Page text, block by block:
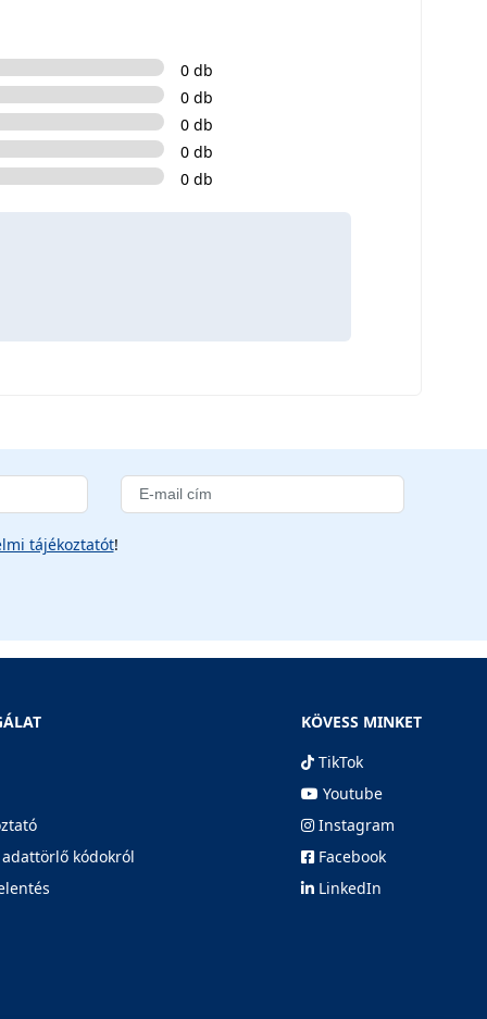
0 db
0 db
0 db
0 db
0 db
tájékoztatót!
kódokról
KÖVESS MINKET
TikTok
Youtube
Instagram
Facebook
LinkedIn